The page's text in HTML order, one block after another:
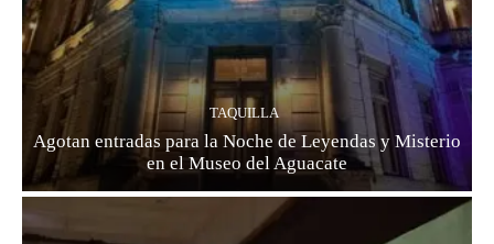
TAQUILLA
Agotan entradas para la Noche de Leyendas y Misterio
en el Museo del Aguacate